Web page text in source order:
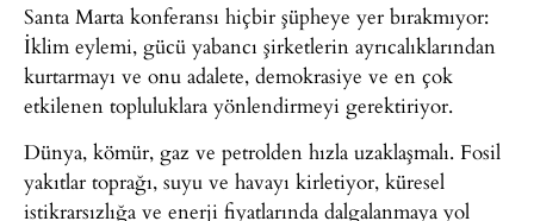
Santa Marta konferansı hiçbir şüpheye yer bırakmıyor:
İklim eylemi, gücü yabancı şirketlerin ayrıcalıklarından
kurtarmayı ve onu adalete, demokrasiye ve en çok
etkilenen topluluklara yönlendirmeyi gerektiriyor.
Dünya, kömür, gaz ve petrolden hızla uzaklaşmalı. Fosil
yakıtlar toprağı, suyu ve havayı kirletiyor, küresel
istikrarsızlığa ve enerji fiyatlarında dalgalanmaya yol